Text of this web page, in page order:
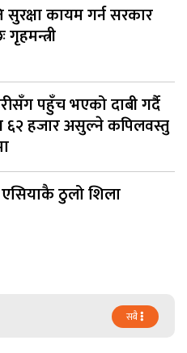
सुरक्षा कायम गर्न सरकार
गृहमन्त्री
पहुँच भएको दाबी गर्दै
६२ हजार असुल्ने कपिलवस्तु
एसियाकै ठुलो शिला
सबै